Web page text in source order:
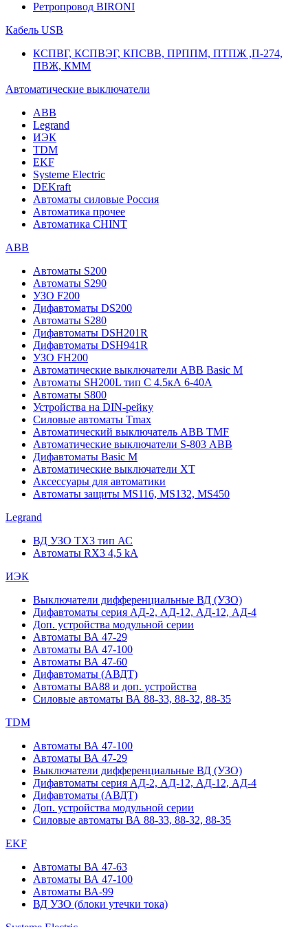
Ретропровод BIRONI
Кабель USB
КСПВГ, КСПВЭГ, КПСВВ, ПРППМ, ПТПЖ ,П-274,
ПВЖ, КММ
Автоматические выключатели
ABB
Legrand
ИЭК
TDM
EKF
Systeme Electric
DEKraft
Автоматы силовые Россия
Автоматика прочее
Автоматика CHINT
ABB
Автоматы S200
Автоматы S290
УЗО F200
Дифавтоматы DS200
Автоматы S280
Дифавтоматы DSH201R
Дифавтоматы DSH941R
УЗО FH200
Автоматические выключатели ABB Basic M
Автоматы SH200L тип С 4.5кА 6-40А
Автоматы S800
Устройства на DIN-рейку
Силовые автоматы Tmax
Автоматический выключатель ABB TMF
Автоматические выключатели S-803 АВВ
Дифавтоматы Basic M
Автоматические выключатели XT
Аксессуары для автоматики
Автоматы защиты MS116, MS132, MS450
Legrand
ВД УЗО TX3 тип АС
Автоматы RX3 4,5 kA
ИЭК
Выключатели дифференциальные ВД (УЗО)
Дифавтоматы серия АД-2, АД-12, АД-12, АД-4
Доп. устройства модульной серии
Автоматы ВА 47-29
Автоматы ВА 47-100
Автоматы ВА 47-60
Дифавтоматы (АВДТ)
Автоматы ВА88 и доп. устройства
Силовые автоматы ВА 88-33, 88-32, 88-35
TDM
Автоматы ВА 47-100
Автоматы ВА 47-29
Выключатели дифференциальные ВД (УЗО)
Дифавтоматы серия АД-2, АД-12, АД-12, АД-4
Дифавтоматы (АВДТ)
Доп. устройства модульной серии
Силовые автоматы ВА 88-33, 88-32, 88-35
EKF
Автоматы ВА 47-63
Автоматы ВА 47-100
Автоматы ВА-99
ВД УЗО (блоки утечки тока)